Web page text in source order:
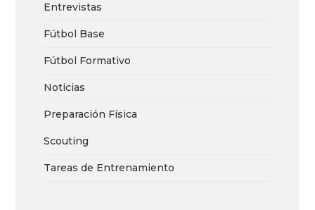
Entrevistas
Fútbol Base
Fútbol Formativo
Noticias
Preparación Física
Scouting
Tareas de Entrenamiento